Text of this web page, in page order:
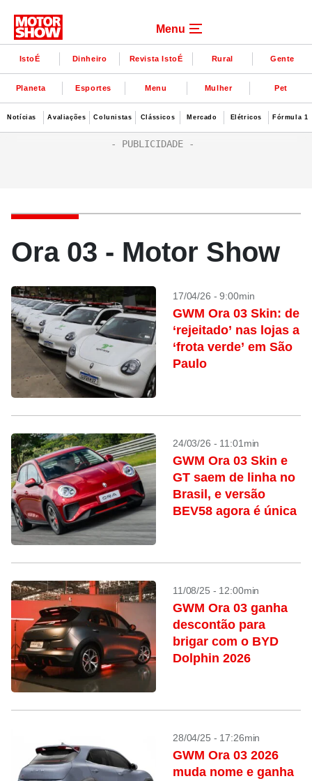
Menu
IstoÉ Dinheiro Revista IstoÉ Rural Gente
Planeta Esportes Menu Mulher Pet
Notícias Avaliações Colunistas Clássicos Mercado Elétricos Fórmula 1
Ora 03 - Motor Show
17/04/26 - 9:00min
GWM Ora 03 Skin: de
‘rejeitado’ nas lojas a
‘frota verde’ em São
Paulo
24/03/26 - 11:01min
GWM Ora 03 Skin e
GT saem de linha no
Brasil, e versão
BEV58 agora é única
11/08/25 - 12:00min
GWM Ora 03 ganha
descontão para
brigar com o BYD
Dolphin 2026
28/04/25 - 17:26min
GWM Ora 03 2026
muda nome e ganha